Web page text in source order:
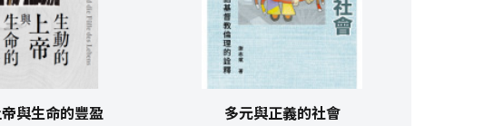
與生命的豐盈 多元與正義的社會